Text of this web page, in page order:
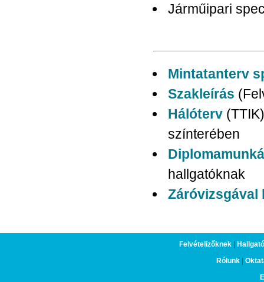
Járműipari
Mintatanterv
Szakleírás
Hálóterv
színterében
hallgatóknak
Záróvizsgával
Felvételizőknek|
Rólunk|